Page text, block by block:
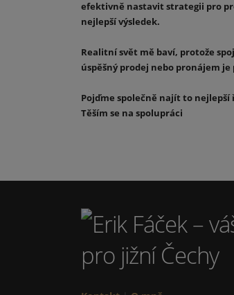
efektivně nastavit strategii pro
nejlepší výsledek.
Realitní svět mě baví, protože
úspěšný prodej nebo pronájem
Pojďme společně najít to
Těším se na spolupráci